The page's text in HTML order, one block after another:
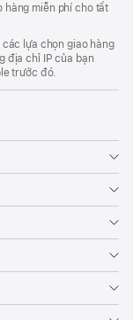
hàng miễn phí cho tất
lựa chọn giao hàng
địa chỉ IP của bạn
trước đó.